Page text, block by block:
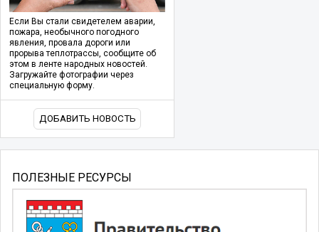
Если Вы стали свидетелем аварии,
пожара, необычного погодного
явления, провала дороги или
прорыва теплотрассы, сообщите об
этом в ленте народных новостей.
Загружайте фотографии через
специальную форму.
ДОБАВИТЬ НОВОСТЬ
ПОЛЕЗНЫЕ РЕСУРСЫ